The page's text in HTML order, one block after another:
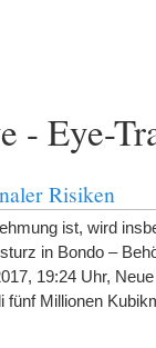
- Eye-
Risiken
ist, wird
in Bondo –
19:24 Uhr,
fünf Millionen